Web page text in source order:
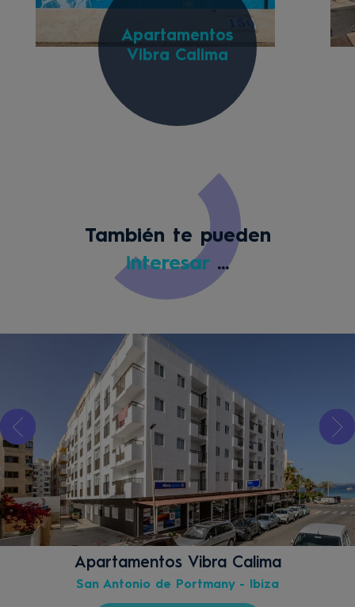
Apartamentos
Vibra Calima
También te pueden
interesar ...
Apartamentos Vibra Calima
San Antonio de Portmany - Ibiza